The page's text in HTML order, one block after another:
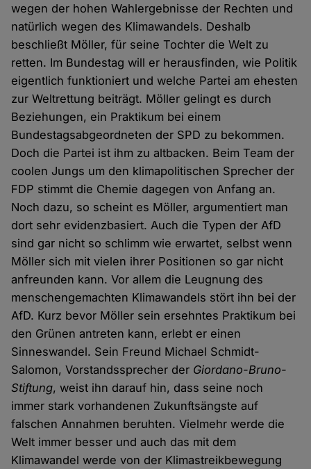
wegen der hohen Wahlergebnisse der Rechten und
natürlich wegen des Klimawandels. Deshalb
beschließt Möller, für seine Tochter die Welt zu
retten. Im Bundestag will er herausfinden, wie Politik
eigentlich funktioniert und welche Partei am ehesten
zur Weltrettung beiträgt. Möller gelingt es durch
Beziehungen, ein Praktikum bei einem
Bundestagsabgeordneten der SPD zu bekommen.
Doch die Partei ist ihm zu altbacken. Beim Team der
coolen Jungs um den klimapolitischen Sprecher der
FDP stimmt die Chemie dagegen von Anfang an.
Noch dazu, so scheint es Möller, argumentiert man
dort sehr evidenzbasiert. Auch die Typen der AfD
sind gar nicht so schlimm wie erwartet, selbst wenn
Möller sich mit vielen ihrer Positionen so gar nicht
anfreunden kann. Vor allem die Leugnung des
menschengemachten Klimawandels stört ihn bei der
AfD. Kurz bevor Möller sein ersehntes Praktikum bei
den Grünen antreten kann, erlebt er einen
Sinneswandel. Sein Freund Michael Schmidt-
Salomon, Vorstandssprecher der Giordano-Bruno-
Stiftung, weist ihn darauf hin, dass seine noch
immer stark vorhandenen Zukunftsängste auf
falschen Annahmen beruhten. Vielmehr werde die
Welt immer besser und auch das mit dem
Klimawandel werde von der Klimastreikbewegung